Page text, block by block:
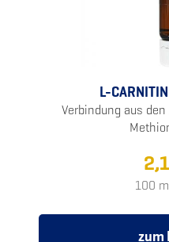
L-
Verbindung aus
100
zum